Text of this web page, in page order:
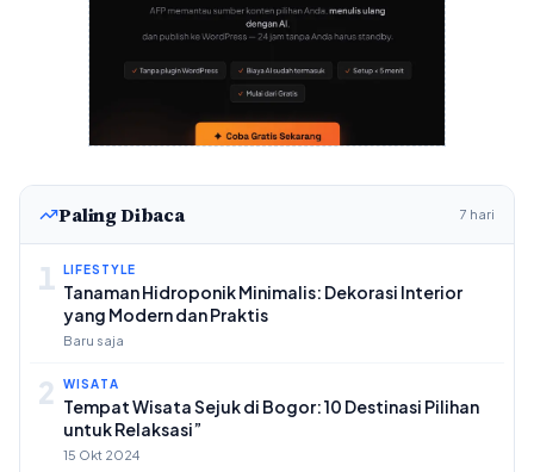
Paling Dibaca 7 hari
1 LIFESTYLE
Tanaman Hidroponik Minimalis: Dekorasi Interior
yang Modern dan Praktis
Baru saja
2 WISATA
Tempat Wisata Sejuk di Bogor: 10 Destinasi Pilihan
untuk Relaksasi”
15 Okt 2024